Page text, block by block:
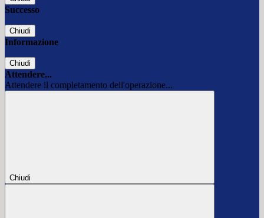
Successo
Chiudi
Informazione
Chiudi
Attendere...
Attendere il completamento dell'operazione...
Chiudi